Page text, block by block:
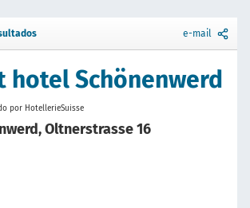
e-mail
hotel Schönenwerd
por HotellerieSuisse
Oltnerstrasse 16